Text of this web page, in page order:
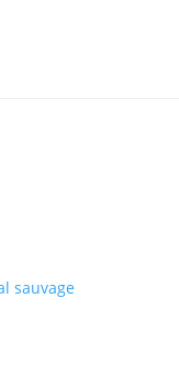
sauvage